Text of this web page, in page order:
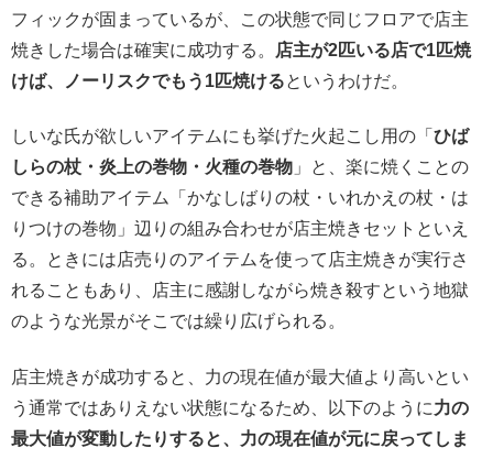
フィックが固まっているが、この状態で同じフロアで店主
焼きした場合は確実に成功する。
店主が2匹いる店で1匹焼
けば、ノーリスクでもう1匹焼けるというわけだ。
しいな氏が欲しいアイテムにも挙げた火起こし用の「 ひば
しらの杖・炎上の巻物・火種の巻物 」と、楽に焼くことの
できる補助アイテム「かなしばりの杖・いれかえの杖・は
りつけの巻物」辺りの組み合わせが店主焼きセットといえ
る。ときには店売りのアイテムを使って店主焼きが実行さ
れることもあり、店主に感謝しながら焼き殺すという地獄
のような光景がそこでは繰り広げられる。
店主焼きが成功すると、力の現在値が最大値より高いとい
う通常ではありえない状態になるため、以下のように力の
最大値が変動したりすると、力の現在値が元に戻ってしま